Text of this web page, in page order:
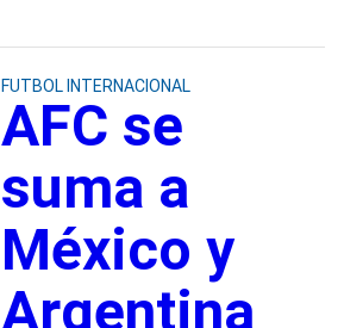
FUTBOL INTERNACIONAL
AFC se
suma a
México y
Argentina